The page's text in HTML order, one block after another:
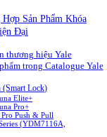
Sản Phẩm Khóa
Đại
thương hiệu Yale
trong Catalogue Yale
(Smart Lock)
Elite+
Pro+
Push & Pull
(YDM7116A,